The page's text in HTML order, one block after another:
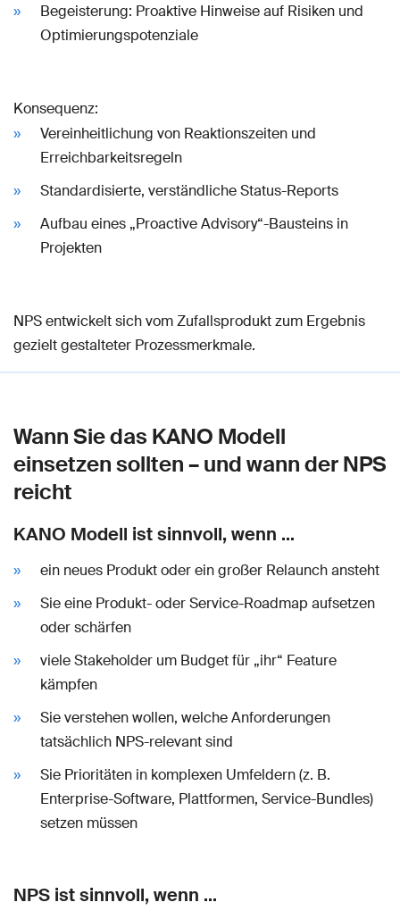
Begeisterung: Proaktive Hinweise auf Risiken und
Optimierungspotenziale
Konsequenz:
Vereinheitlichung von Reaktionszeiten und
Erreichbarkeitsregeln
Standardisierte, verständliche Status-Reports
Aufbau eines „Proactive Advisory“-Bausteins in
Projekten
NPS entwickelt sich vom Zufallsprodukt zum Ergebnis
gezielt gestalteter Prozessmerkmale.
Wann Sie das KANO Modell
einsetzen sollten – und wann der NPS
reicht
KANO Modell ist sinnvoll, wenn …
ein neues Produkt oder ein großer Relaunch ansteht
Sie eine Produkt- oder Service-Roadmap aufsetzen
oder schärfen
viele Stakeholder um Budget für „ihr“ Feature
kämpfen
Sie verstehen wollen, welche Anforderungen
tatsächlich NPS-relevant sind
Sie Prioritäten in komplexen Umfeldern (z. B.
Enterprise-Software, Plattformen, Service-Bundles)
setzen müssen
NPS ist sinnvoll, wenn …